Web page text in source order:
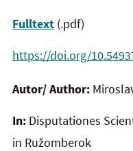
Fulltext (.pdf)
https://doi.org/
Autor/ Author:
In: Disputationes
in Ružomberok